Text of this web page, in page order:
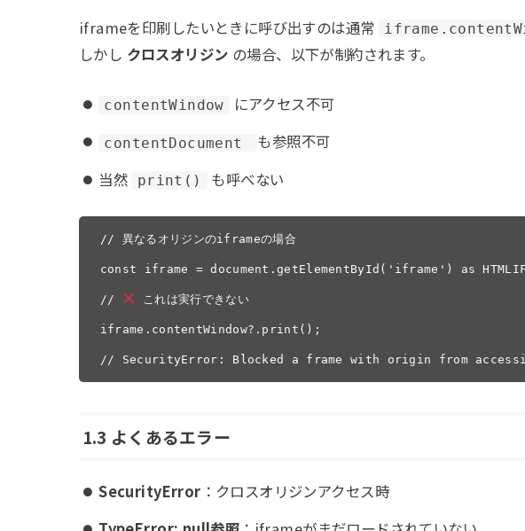
iframeを印刷したいときに呼び出すのは通常
しかし クロスオリジン の場合、以下が制約されます。
contentWindow にアクセス不可
contentDocument
も参照不可
当然
print() も呼べない
// 異なるオリジンのiframeの場合
const iframe = document.getElementById('iframe') as
// これは実行できない
iframe.contentWindow?.print();
// SecurityError: Blocked a frame with origin from
1.3 よくあるエラー
SecurityError ：クロスオリジンアクセス時